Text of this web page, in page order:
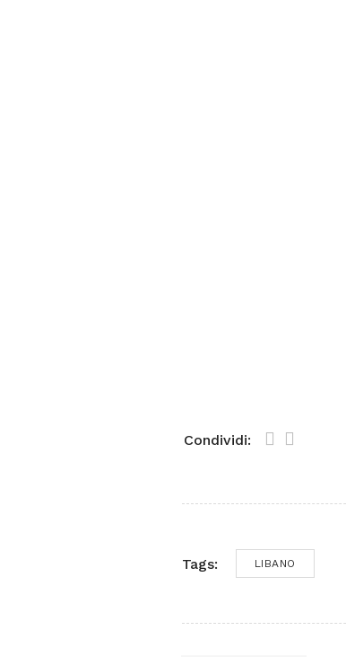
Condividi:
Tags: LIBANO